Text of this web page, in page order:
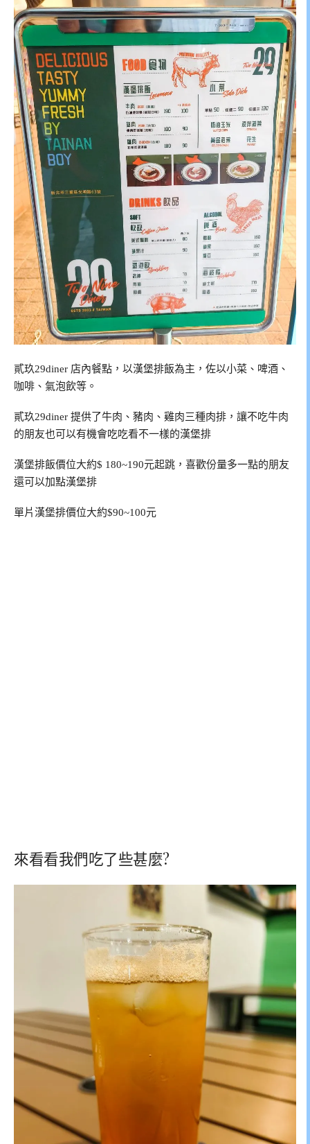
貳玖29diner 店內餐點，以漢堡排飯為主，佐以小菜、啤酒、
咖啡、氣泡飲等。
貳玖29diner 提供了牛肉、豬肉、雞肉三種肉排，讓不吃牛肉
的朋友也可以有機會吃吃看不一樣的漢堡排
漢堡排飯價位大約$ 180~190元起跳，喜歡份量多一點的朋友
還可以加點漢堡排
單片漢堡排價位大約$90~100元
來看看我們吃了些甚麼?